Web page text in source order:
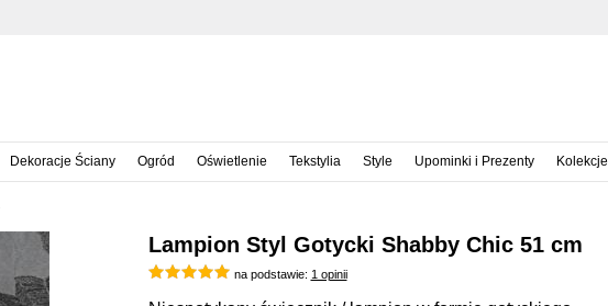
Dekoracje Ściany Ogród Oświetlenie Tekstylia Style Upominki i Prezenty Kolekcje
Lampion Styl Gotycki Shabby Chic 51 cm
na podstawie: 1 opinii